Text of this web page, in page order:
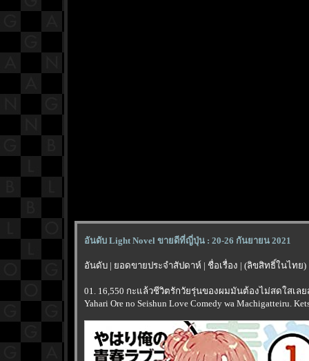
อันดับ Light Novel ขายดีที่ญี่ปุ่น : 20-26 กันยายน 2021
อันดับ | ยอดขายประจำสัปดาห์ | ชื่อเรื่อง | (ลิขสิทธิ์ในไทย)
01. 16,550 กะแล้วชีวิตรักวัยรุ่นของผมมันต้องไม่สดใสเล
Yahari Ore no Seishun Love Comedy wa Machigatteiru.